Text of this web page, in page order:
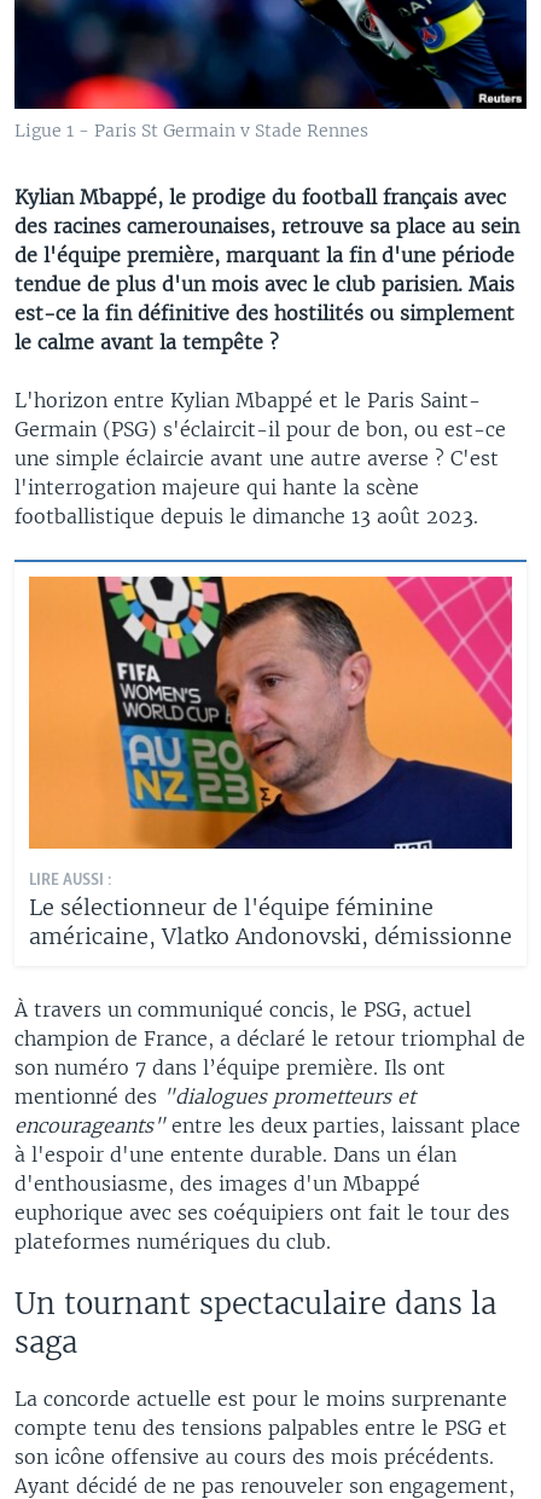
Ligue 1 - Paris St Germain v Stade Rennes
Kylian Mbappé, le prodige du football français avec
des racines camerounaises, retrouve sa place au sein
de l'équipe première, marquant la fin d'une période
tendue de plus d'un mois avec le club parisien. Mais
est-ce la fin définitive des hostilités ou simplement
le calme avant la tempête ?
L'horizon entre Kylian Mbappé et le Paris Saint-
Germain (PSG) s'éclaircit-il pour de bon, ou est-ce
une simple éclaircie avant une autre averse ? C'est
l'interrogation majeure qui hante la scène
footballistique depuis le dimanche 13 août 2023.
LIRE AUSSI :
Le sélectionneur de l'équipe féminine
américaine, Vlatko Andonovski, démissionne
À travers un communiqué concis, le PSG, actuel
champion de France, a déclaré le retour triomphal de
son numéro 7 dans l’équipe première. Ils ont
mentionné des "dialogues prometteurs et
encourageants"entre les deux parties, laissant place
à l'espoir d'une entente durable. Dans un élan
d'enthousiasme, des images d'un Mbappé
euphorique avec ses coéquipiers ont fait le tour des
plateformes numériques du club.
Un tournant spectaculaire dans la
saga
La concorde actuelle est pour le moins surprenante
compte tenu des tensions palpables entre le PSG et
son icône offensive au cours des mois précédents.
Ayant décidé de ne pas renouveler son engagement,